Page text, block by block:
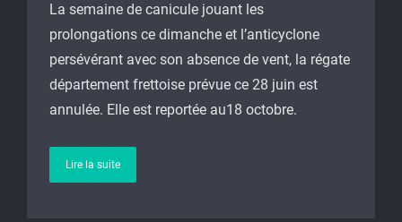
La semaine de canicule jouant les
prolongations ce dimanche et l’anticyclone
persévérant avec son absence de vent, la régate
département frettoise prévue ce 28 juin est
annulée. Elle est reportée au18 octobre.
Lire la suite